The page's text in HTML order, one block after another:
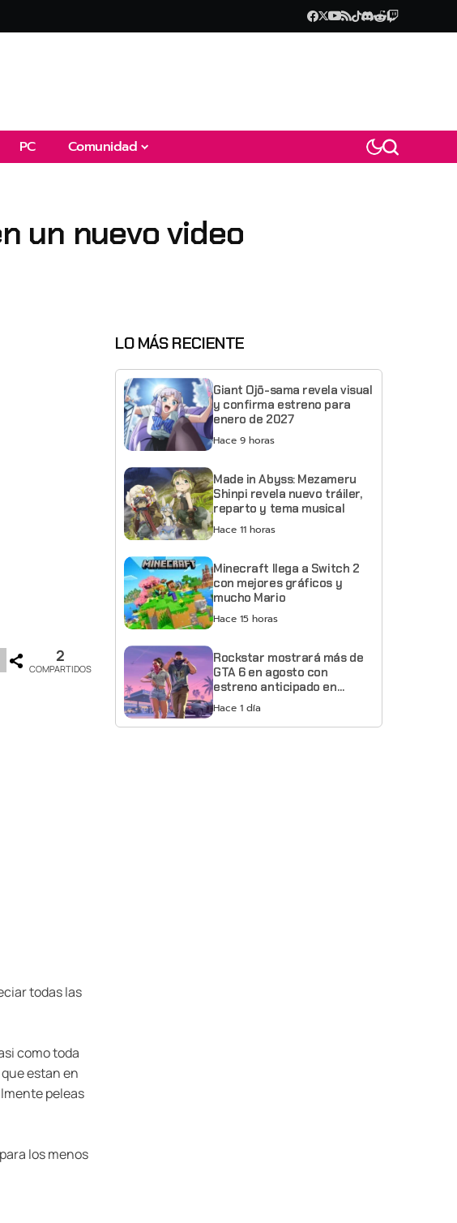
PC Comunidad
un nuevo video
2
COMPARTIDOS
todas las
como toda
estan en
peleas
los menos
LO MÁS RECIENTE
Giant Ojō-sama revela visual
y confirma estreno para
enero de 2027
Hace 9 horas
Made in Abyss: Mezameru
Shinpi revela nuevo tráiler,
reparto y tema musical
Hace 11 horas
Minecraft llega a Switch 2
con mejores gráficos y
mucho Mario
Hace 15 horas
Rockstar mostrará más de
GTA 6 en agosto con
estreno anticipado en
Netflix
Hace 1 día